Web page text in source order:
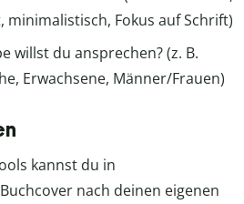
Fokus auf Schrift)
willst du ansprechen? (z. B.
Erwachsene, Männer/Frauen)
kannst du in
nach deinen eigenen